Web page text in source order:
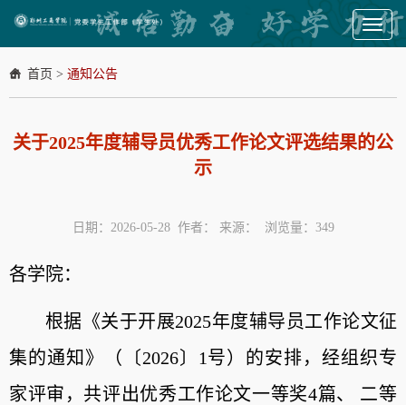
Toggle
首页 > 通知公告
关于2025年度辅导员优秀工作论文评选结果的公
示
日期：2026-05-28 作者： 来源： 浏览量： 349
各学院：
根据《关于开展2025年度辅导员工作论文征
集的通知》（〔2026〕1号）的安排，经组织专
家评审，共评出优秀工作论文一等奖4篇、 二等